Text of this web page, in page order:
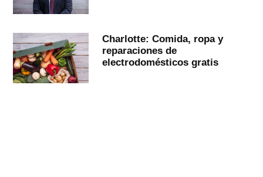
Charlotte: Comida, ropa y
reparaciones de
electrodomésticos gratis